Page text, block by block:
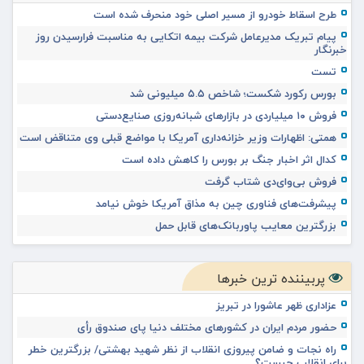
طرح اسقاط خودرو از مسیر اصلی خود منحرف شده است
پیام تبریک مدیرعامل شرکت بیمه اتکایی به مناسبت فرارسیدن روز
خبرنگار
تست
بورس رکورد شکست؛ شاخص ۵.۵ میلیونی شد
فروش ۱۰ میلیاردی در بازارهای شبانه‌روزی صنایع‌دستی
همتی: اظهارات وزیر خزانه‌داری آمریکا با مواضع قبلی وی متناقض است
کدال اثر اخبار جنگ بر بورس را کاهش داده است
فروش بی‌وای‌دی شتاب گرفت
پیشرفت‌های فناوری چین به مذاق آمریکا خوش نیامد
بزرگترین معایب پاوربانک‌های قابل حمل
پربیننده ترین خبرها
عزاداری ظهر عاشورا در تبریز
حضور مردم ایران در کشورهای مختلف دنیا پای صندوق رأی
راه نجات و ضامن پیروزی انقلاب از نظر شهید بهشتی/ بزرگترین خطر